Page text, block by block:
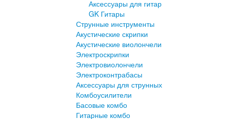
Аксессуары для гитар
GK Гитары
Струнные инструменты
Акустические скрипки
Акустические виолончели
Электроскрипки
Электровиолончели
Электроконтрабасы
Аксессуары для струнных
Комбоусилители
Басовые комбо
Гитарные комбо